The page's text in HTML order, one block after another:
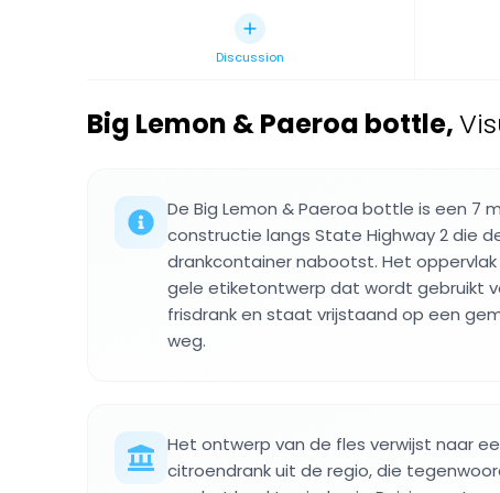
Discussion
Big Lemon & Paeroa bottle,
De Big Lemon & Paeroa bottle is een 7
constructie langs State Highway 2 die
drankcontainer nabootst. Het
gele etiketontwerp dat wordt gebruikt
frisdrank en staat vrijstaand op een
weg.
Het ontwerp van de fles verwijst naar
citroendrank uit de regio, die